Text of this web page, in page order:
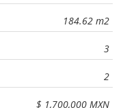
184.62 m2
3
2
$ 1,700,000 MXN